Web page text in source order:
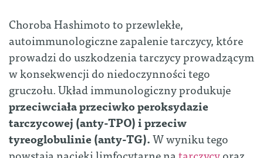
Choroba Hashimoto to przewlekłe,
autoimmunologiczne zapalenie tarczycy, które
prowadzi do uszkodzenia tarczycy prowadzącym
w konsekwencji do niedoczynności tego
gruczołu. Układ immunologiczny produkuje
przeciwciała przeciwko peroksydazie
tarczycowej (anty-TPO) i przeciw
tyreoglobulinie (anty-TG).W wyniku tego